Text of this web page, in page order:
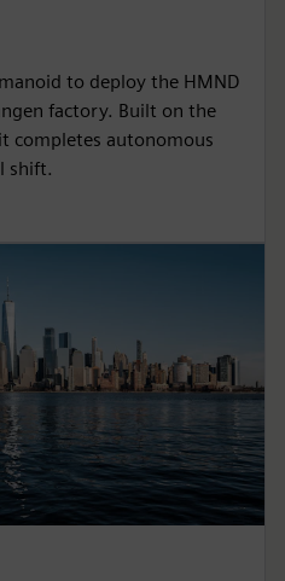
to deploy the HMND
factory. Built on the
completes autonomous
shift.